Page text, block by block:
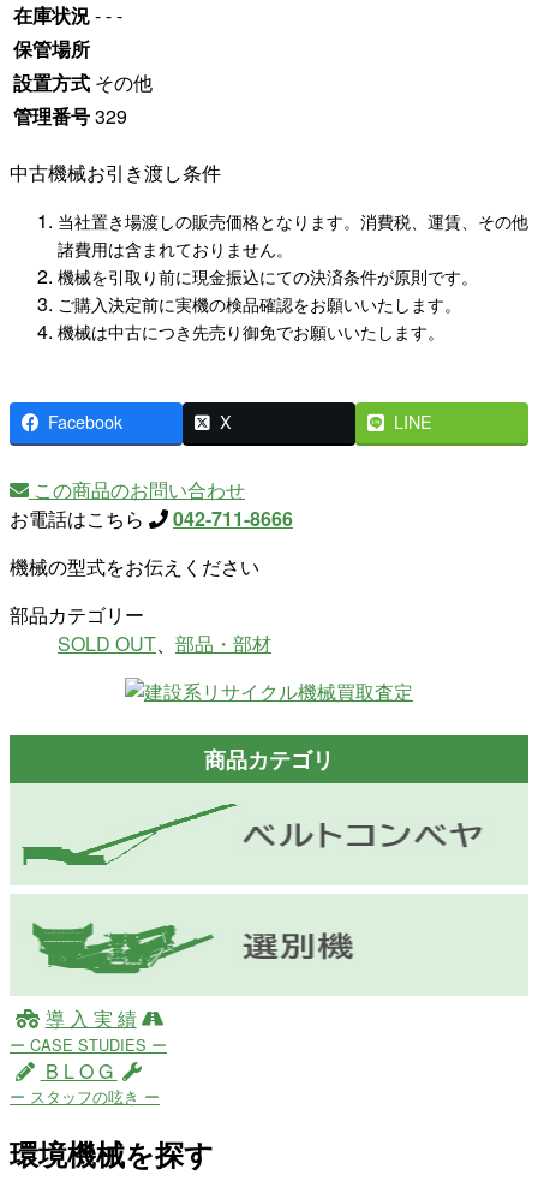
在庫状況- - -
保管場所
設置方式 その他
管理番号329
中古機械お引き渡し条件
当社置き場渡しの販売価格となります。消費税、運賃、その他
諸費用は含まれておりません。
機械を引取り前に現金振込にての決済条件が原則です。
ご購入決定前に実機の検品確認をお願いいたします。
機械は中古につき先売り御免でお願いいたします。
Facebook X LINE
この商品のお問い合わせ
お電話はこちら
042-711-8666
機械の型式をお伝えください
部品カテゴリー
SOLD OUT、 部品・部材
商品カテゴリ
導 入 実 績
ー CASE STUDIES ー
B L O G
ー スタッフの呟き ー
環境機械を探す